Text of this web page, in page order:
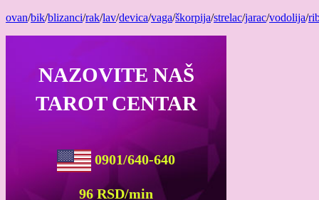
ovan/bik/blizanci/rak/lav/devica/vaga/škorpija/strelac/jarac/vodolija/